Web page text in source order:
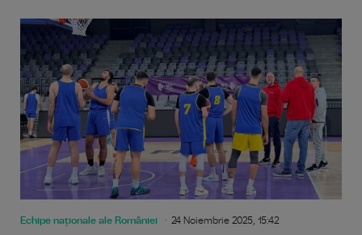
Echipe naționale ale României 24 Noiembrie 2025, 15:42